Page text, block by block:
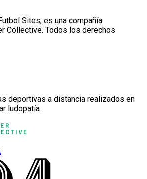
Sites, es una compañía
Collective. Todos los derechos
deportivas a distancia realizados en
ludopatía